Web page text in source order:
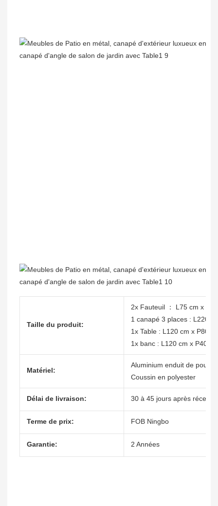
Taille du produit:
2x Fauteuil ： L75 cm x
1 canapé 3 places : L220
1x Table : L120 cm x P80
1x banc : L120 cm x P40
Matériel:
Aluminium enduit de poudre
Coussin en polyester
Délai de livraison: 30 à 45 jours après
Terme de prix: FOB Ningbo
Garantie: 2 Années